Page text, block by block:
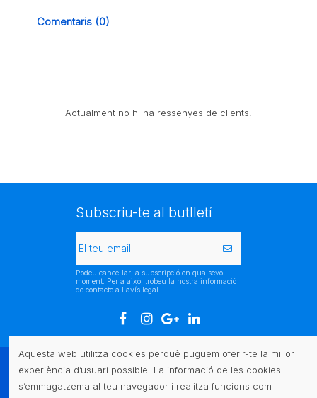
Comentaris (0)
Actualment no hi ha ressenyes de clients.
Subscriu-te al butlletí
Podeu cancel·lar la subscripció en qualsevol
moment. Per a això, trobeu la nostra informació
de contacte a l'avís legal.
Atenció al client
Aquesta web utilitza cookies perquè puguem oferir-te la millor
experiència d’usuari possible. La informació de les cookies
s’emmagatzema al teu navegador i realitza funcions com